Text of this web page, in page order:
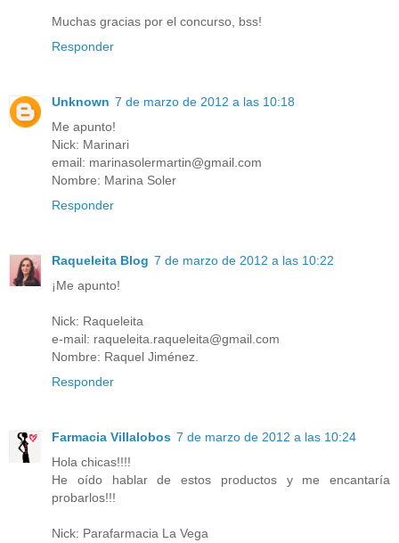
Muchas gracias por el concurso, bss!
Responder
Unknown 7 de marzo de 2012 a las 10:18
Me apunto!
Nick: Marinari
email: marinasolermartin@gmail.com
Nombre: Marina Soler
Responder
Raqueleita Blog 7 de marzo de 2012 a las 10:22
¡Me apunto!
Nick: Raqueleita
e-mail: raqueleita.raqueleita@gmail.com
Nombre: Raquel Jiménez.
Responder
Farmacia Villalobos 7 de marzo de 2012 a las 10:24
Hola chicas!!!!
He oído hablar de estos productos y me encantaría
probarlos!!!
Nick: Parafarmacia La Vega